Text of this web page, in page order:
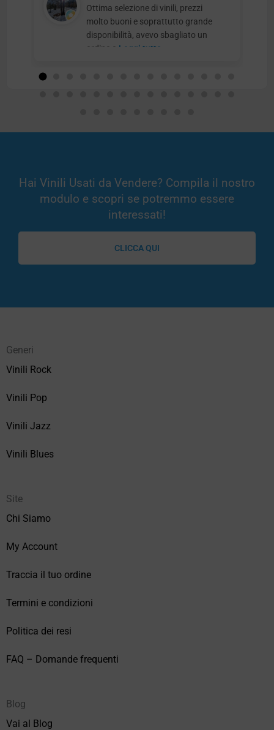
Ottima selezione di vinili, prezzi
molto buoni e soprattutto grande
disponibilità, avevo sbagliato un
ordine e Leggi tutto
Hai Vinili Usati da Vendere? Compila il nostro
modulo e scopri se potremmo essere
interessati!
CLICCA QUI
Generi
Vinili Rock
Vinili Pop
Vinili Jazz
Vinili Blues
Site
Chi Siamo
My Account
Traccia il tuo ordine
Termini e condizioni
Politica dei resi
FAQ – Domande frequenti
Blog
Vai al Blog